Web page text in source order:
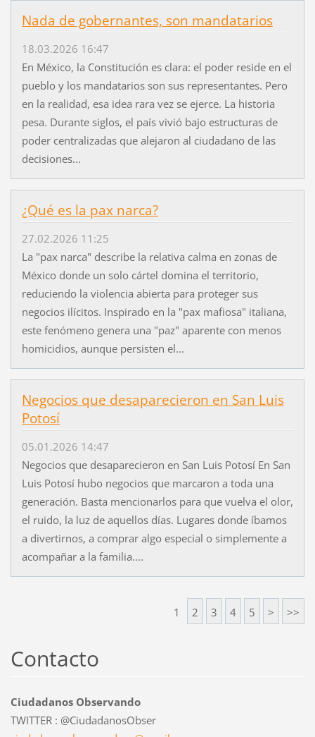
Nada de gobernantes, son mandatarios
18.03.2026 16:47
En México, la Constitución es clara: el poder reside en el
pueblo y los mandatarios son sus representantes. Pero
en la realidad, esa idea rara vez se ejerce. La historia
pesa. Durante siglos, el país vivió bajo estructuras de
poder centralizadas que alejaron al ciudadano de las
decisiones...
¿Qué es la pax narca?
27.02.2026 11:25
La "pax narca" describe la relativa calma en zonas de
México donde un solo cártel domina el territorio,
reduciendo la violencia abierta para proteger sus
negocios ilícitos. Inspirado en la "pax mafiosa" italiana,
este fenómeno genera una "paz" aparente con menos
homicidios, aunque persisten el...
Negocios que desaparecieron en San Luis
Potosí
05.01.2026 14:47
Negocios que desaparecieron en San Luis Potosí En San
Luis Potosí hubo negocios que marcaron a toda una
generación. Basta mencionarlos para que vuelva el olor,
el ruido, la luz de aquellos días. Lugares donde íbamos
a divertirnos, a comprar algo especial o simplemente a
acompañar a la familia....
1 2 3 4 5 > >>
Contacto
Ciudadanos Observando
TWITTER : @CiudadanosObser